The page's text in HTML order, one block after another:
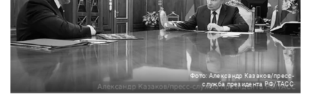
Фото: Александр Казаков/пресс-
служба президента РФ/ТАСС